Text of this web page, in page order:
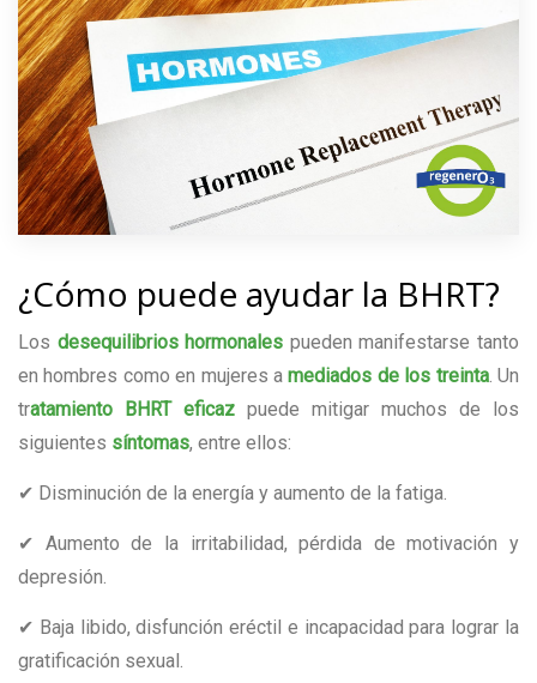
¿Cómo puede ayudar la BHRT?
Los desequilibrios hormonales pueden manifestarse tanto
en hombres como en mujeres a mediados de los treinta. Un
tratamiento BHRT eficaz puede mitigar muchos de los
siguientes síntomas, entre ellos:
✔ Disminución de la energía y aumento de la fatiga.
✔ Aumento de la irritabilidad, pérdida de motivación y
depresión.
✔ Baja libido, disfunción eréctil e incapacidad para lograr la
gratificación sexual.